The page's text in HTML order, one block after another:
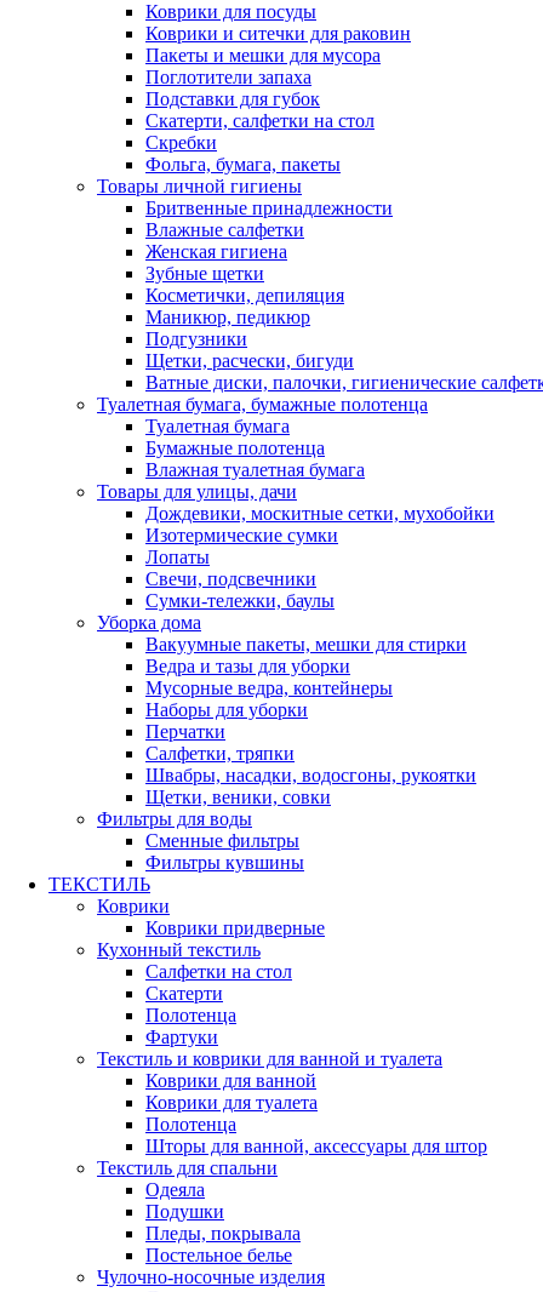
Коврики для посуды
Коврики и ситечки для раковин
Пакеты и мешки для мусора
Поглотители запаха
Подставки для губок
Скатерти, салфетки на стол
Скребки
Фольга, бумага, пакеты
Товары личной гигиены
Бритвенные принадлежности
Влажные салфетки
Женская гигиена
Зубные щетки
Косметички, депиляция
Маникюр, педикюр
Подгузники
Щетки, расчески, бигуди
Ватные диски, палочки, гигиенические
Туалетная бумага, бумажные полотенца
Туалетная бумага
Бумажные полотенца
Влажная туалетная бумага
Товары для улицы, дачи
Дождевики, москитные сетки, мухобойки
Изотермические сумки
Лопаты
Свечи, подсвечники
Сумки-тележки, баулы
Уборка дома
Вакуумные пакеты, мешки для стирки
Ведра и тазы для уборки
Мусорные ведра, контейнеры
Наборы для уборки
Перчатки
Салфетки, тряпки
Швабры, насадки, водосгоны, рукоятки
Щетки, веники, совки
Фильтры для воды
Сменные фильтры
Фильтры кувшины
ТЕКСТИЛЬ
Коврики
Коврики придверные
Кухонный текстиль
Салфетки на стол
Скатерти
Полотенца
Фартуки
Текстиль и коврики для ванной и туалета
Коврики для ванной
Коврики для туалета
Полотенца
Шторы для ванной, аксессуары для штор
Текстиль для спальни
Одеяла
Подушки
Пледы, покрывала
Постельное белье
Чулочно-носочные изделия